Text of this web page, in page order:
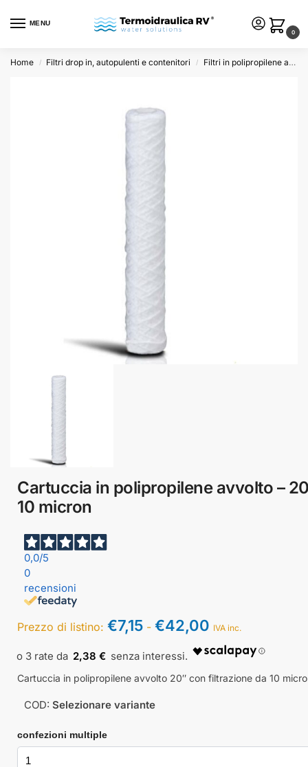
MENU
0
Home / Filtri drop in, autopulenti e contenitori / Filtri in polipropilene avvolto
Cartuccia in polipropilene avvolto –
10 micron
0,0/5
0
recensioni
Prezzo di listino: €7,15 - €42,00 IVA inc.
2,38 €
Cartuccia in polipropilene avvolto 20″ con filtrazione da 10
COD: Selezionare variante
confezioni multiple